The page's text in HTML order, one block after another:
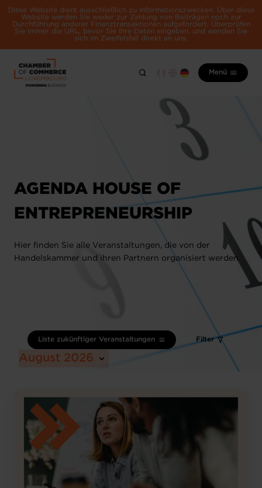
Diese Website dient ausschließlich zu Informationszwecken. Über diese
Website werden Sie weder zur Zahlung von Beiträgen noch zur
Durchführung anderer Finanztransaktionen aufgefordert. Überprüfen
Sie immer die URL, bevor Sie Ihre Daten eingeben, und wenden Sie
sich im Zweifelsfall direkt an uns.
Menü
AGENDA HOUSE OF
ENTREPRENEURSHIP
Hier finden Sie alle Veranstaltungen, die von der
Handelskammer und ihren Partnern organisiert werden.
August 2026
Liste zukünftiger Veranstaltungen Filter